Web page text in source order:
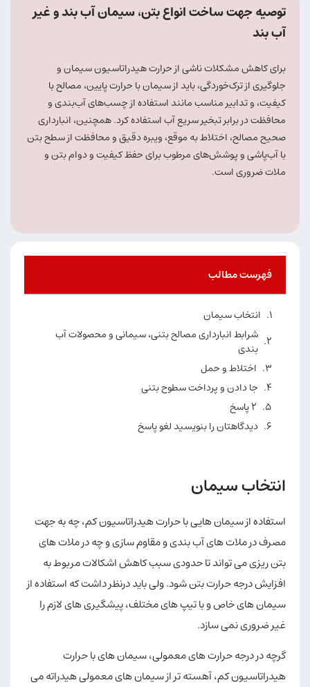
توصیه جهت ساخت انواع بتن، سیمان آب بند و غیر
آب بند
برای کاهش مشکلات ناشی از حرارت هیدراتاسیون سیمان و
جلوگیری از ترک‌خوردگی، باید از سیمان با حرارت پایین، مصالح با
کیفیت، و تدابیر مناسب مانند استفاده از چسب‌های آب‌بندی و
محافظت در برابر تبخیر سریع آب استفاده کرد. همچنین، انبارداری
صحیح مصالح، اختلاط به موقع، ویبره دقیق و محافظت از سطح بتن
با آب‌پاشی و پوشش‌های مرطوب برای حفظ کیفیت و دوام بتن و
ملات ضروری است.
فهرست مطالب
انتخاب سیمان
شرابط انبارداری مصالح بتنی، سیمانی و محصولات آب
بندی
اختلاط و حمل
جا دادن و پرداخت سطوح بتنی
2 پاسخ
دیدگاهتان را بنویسید لغو پاسخ
انتخاب سیمان
استفاده از سیمان هایی با حرارت هیدراتاسیون کم، چه به جهت
مصرف در ملات های آب بندی و مقاوم سازی و چه در ملات های
بتن ریزی می تواند تا حدودی سبب کاهش اشکالات مربوط به
افزایش درجه حرارت بتن شود. ولی باید درنظر داشت که استفاده از
سیمان های خاص و با تیپ های مختلف، پیشگیری های لازم را
غیر ضروری نمی سازد.
گرچه در درجه حرارت های معمولی، سیمان های با حرارت
هیدراتاسیون کم، آهسته تر از سیمان های معمولی هیدراته می